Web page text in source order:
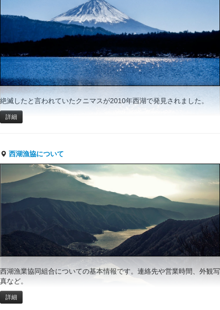
絶滅したと言われていたクニマスが2010年西湖で発見されました。
詳細
西湖漁協について
西湖漁業協同組合についての基本情報です。連絡先や営業時間、外観写
真など。
詳細